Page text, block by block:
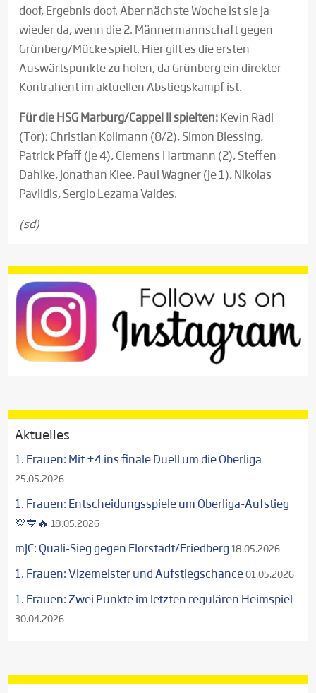
doof, Ergebnis doof. Aber nächste Woche ist sie ja
wieder da, wenn die 2. Männermannschaft gegen
Grünberg/Mücke spielt. Hier gilt es die ersten
Auswärtspunkte zu holen, da Grünberg ein direkter
Kontrahent im aktuellen Abstiegskampf ist.
Für die HSG Marburg/Cappel II spielten:Kevin Radl
(Tor); Christian Kollmann (8/2), Simon Blessing,
Patrick Pfaff (je 4), Clemens Hartmann (2), Steffen
Dahlke, Jonathan Klee, Paul Wagner (je 1), Nikolas
Pavlidis, Sergio Lezama Valdes.
(sd)
Aktuelles
1. Frauen: Mit +4 ins finale Duell um die Oberliga
25.05.2026
1. Frauen: Entscheidungsspiele um Oberliga-Aufstieg
💛💙🔥 18.05.2026
mJC: Quali-Sieg gegen Florstadt/Friedberg 18.05.2026
1. Frauen: Vizemeister und Aufstiegschance01.05.2026
1. Frauen: Zwei Punkte im letzten regulären Heimspiel
30.04.2026